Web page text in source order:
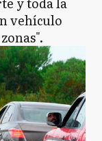
vehículo